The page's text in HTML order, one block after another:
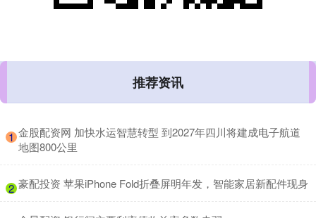
推荐资讯
1 ​金股配资网 加快水运智慧转型 到2027年四川将建成电子航道
地图800公里
2 ​豪配投资 苹果iPhone Fold折叠屏明年发，智能家居新配件现身